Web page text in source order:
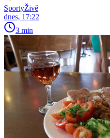
SportyŽivě
dnes, 17:22
3 min